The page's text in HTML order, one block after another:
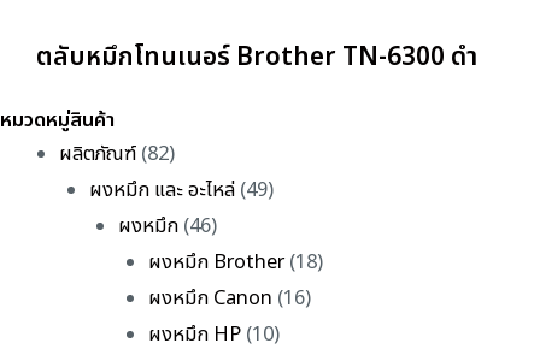
ตลับหมึกโทนเนอร์ Brother TN-6300 ดำ
หมวดหมู่สินค้า
ผลิตภัณฑ์ (82)
ผงหมึก และ อะไหล่(49)
ผงหมึก (46)
ผงหมึก Brother(18)
ผงหมึก Canon (16)
ผงหมึก HP (10)